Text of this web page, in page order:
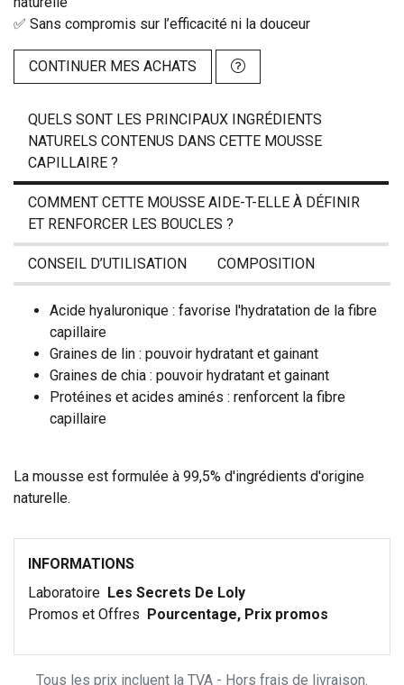
✅ Sans compromis sur l’efficacité ni la douceur
CONTINUER MES ACHATS
QUELS SONT LES PRINCIPAUX INGRÉDIENTS
NATURELS CONTENUS DANS CETTE MOUSSE
CAPILLAIRE ?
COMMENT CETTE MOUSSE AIDE-T-ELLE À DÉFINIR
ET RENFORCER LES BOUCLES ?
CONSEIL D’UTILISATION COMPOSITION
Acide hyaluronique : favorise l'hydratation de la fibre
capillaire
Graines de lin : pouvoir hydratant et gainant
Graines de chia : pouvoir hydratant et gainant
Protéines et acides aminés : renforcent la fibre
capillaire
La mousse est formulée à 99,5% d'ingrédients d'origine
naturelle.
INFORMATIONS
Laboratoire Les Secrets De Loly
Promos et Offres
Pourcentage, Prix promos
Tous les prix incluent la TVA - Hors frais de livraison.